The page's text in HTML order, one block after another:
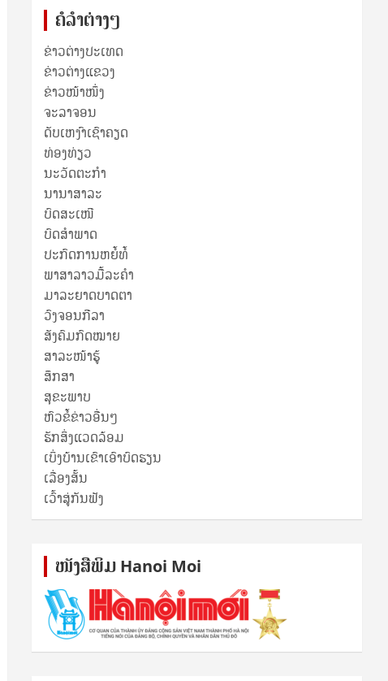
ຄໍລຳຕ່າງໆ
ຂ່າວຕ່າງປະເທດ
ຂ່າວ​ຕ່າງ​ແຂວງ
ຂ່າວໜ້າໜຶ່ງ
ຈະລາຈອນ
ດັບເຫງົາເຊົາຄຽດ
ທ່ອງທ່ຽວ
ນະວັດຕະກໍາ
ນານາສາລະ
ບົດສະເໜີ
ບົດສໍາພາດ
ປະກົດການຫຍໍ້ທໍ້
ພາສາລາວມື້ລະຄຳ
ມາລະຍາດບາດຕາ
ວົງຈອນກີລາ
ສັງຄົມກົດໝາຍ
ສາລະໜ້າຮູ້
ສຶກສາ
ສຸ​ຂະ​ພາບ
ຫົວຂໍ້ຂ່າວອື່ນໆ
ຮັກສິ່ງແວດລ້ອມ
ເບິ່ງບ້ານເຂົາເອົາບົດຮຽນ
ເລື່ອງສັ້ນ
ເວົ້າສູ່ກັນຟັງ
ໜັງ​ສື​ພິມ Hanoi Moi